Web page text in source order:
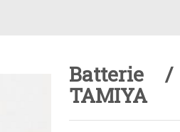
Batterie
TAMIYA